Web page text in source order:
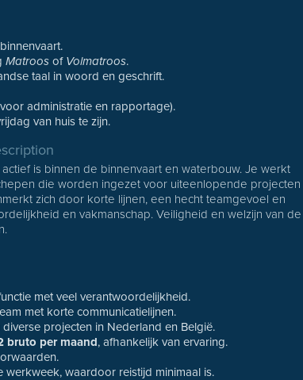
Matroos of Volmatroos.
taal in woord en geschrift.
administratie en rapportage).
van huis te zijn.
is binnen de binnenvaart en waterbouw. Je werkt
die worden ingezet voor uiteenlopende projecten
zich door korte lijnen, een hecht teamgevoel en
en vakmanschap. Veiligheid en welzijn van de
met veel verantwoordelijkheid.
met korte communicatielijnen.
projecten in Nederland en België.
bruto per maand, afhankelijk van ervaring.
waardoor reistijd minimaal is.